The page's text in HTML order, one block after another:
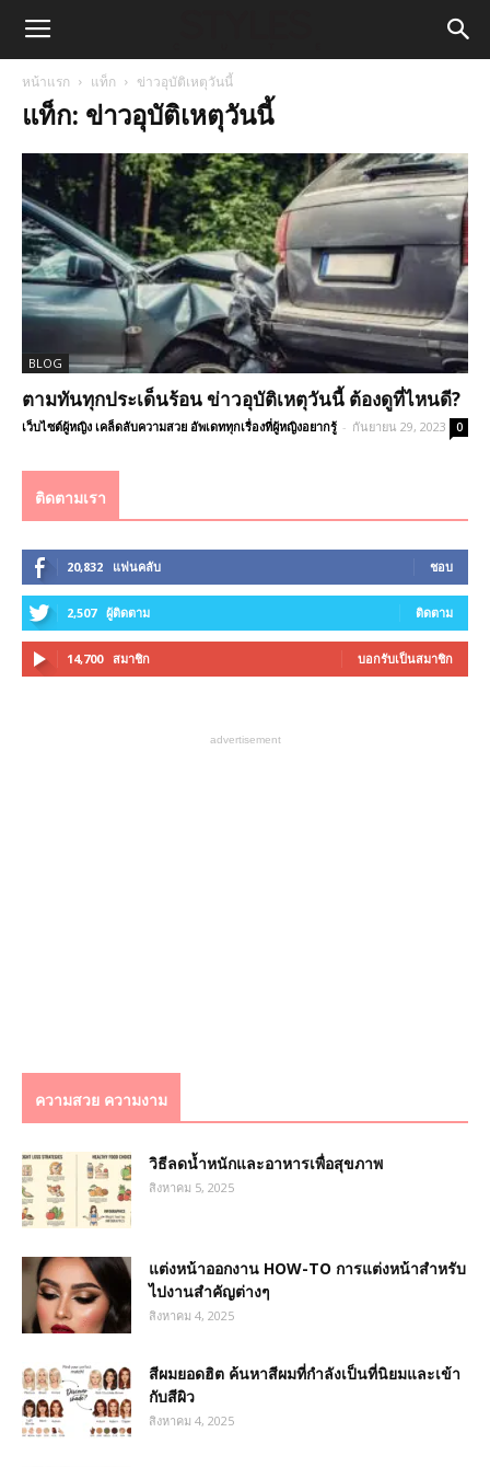
หน้าแรก แท็ก ข่าวอุบัติเหตุวันนี้
แท็ก: ข่าวอุบัติเหตุวันนี้
BLOG
ตามทันทุกประเด็นร้อน ข่าวอุบัติเหตุวันนี้ ต้องดูที่ไหนดี?
เว็บไซต์ผู้หญิง เคล็ดลับความสวย อัพเดททุกเรื่องที่ผู้หญิงอยากรู้ - กันยายน 29, 2023 0
ติดตามเรา
20,832 แฟนคลับ ชอบ
2,507 ผู้ติดตาม ติดตาม
14,700 สมาชิก บอกรับเป็นสมาชิก
advertisement
ความสวย ความงาม
วิธีลดน้ำหนักและอาหารเพื่อสุขภาพ
สิงหาคม 5, 2025
แต่งหน้าออกงาน HOW-TO การแต่งหน้าสำหรับ
ไปงานสำคัญต่างๆ
สิงหาคม 4, 2025
สีผมยอดฮิต ค้นหาสีผมที่กำลังเป็นที่นิยมและเข้า
กับสีผิว
สิงหาคม 4, 2025